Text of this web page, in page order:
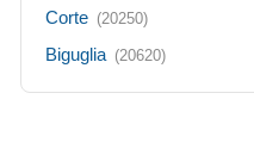
Corte (20250)
Biguglia (20620)